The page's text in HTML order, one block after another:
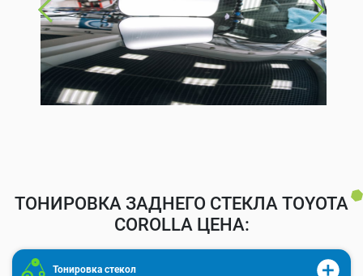
ТОНИРОВКА ЗАДНЕГО СТЕКЛА TOYOTA
COROLLA ЦЕНА:
Тонировка стекол